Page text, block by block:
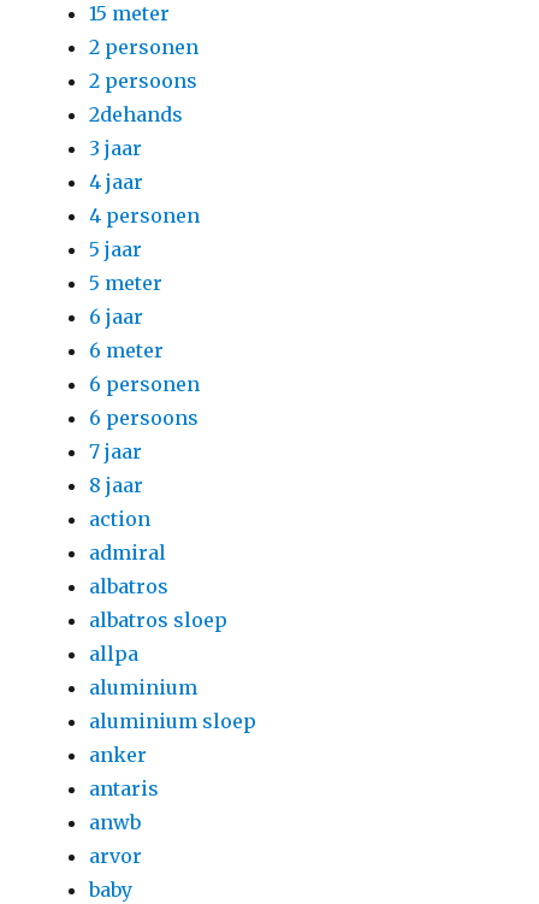
15 meter
2 personen
2 persoons
2dehands
3 jaar
4 jaar
4 personen
5 jaar
5 meter
6 jaar
6 meter
6 personen
6 persoons
7 jaar
8 jaar
action
admiral
albatros
albatros sloep
allpa
aluminium
aluminium sloep
anker
antaris
anwb
arvor
baby